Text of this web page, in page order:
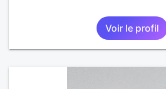
Voir le profil